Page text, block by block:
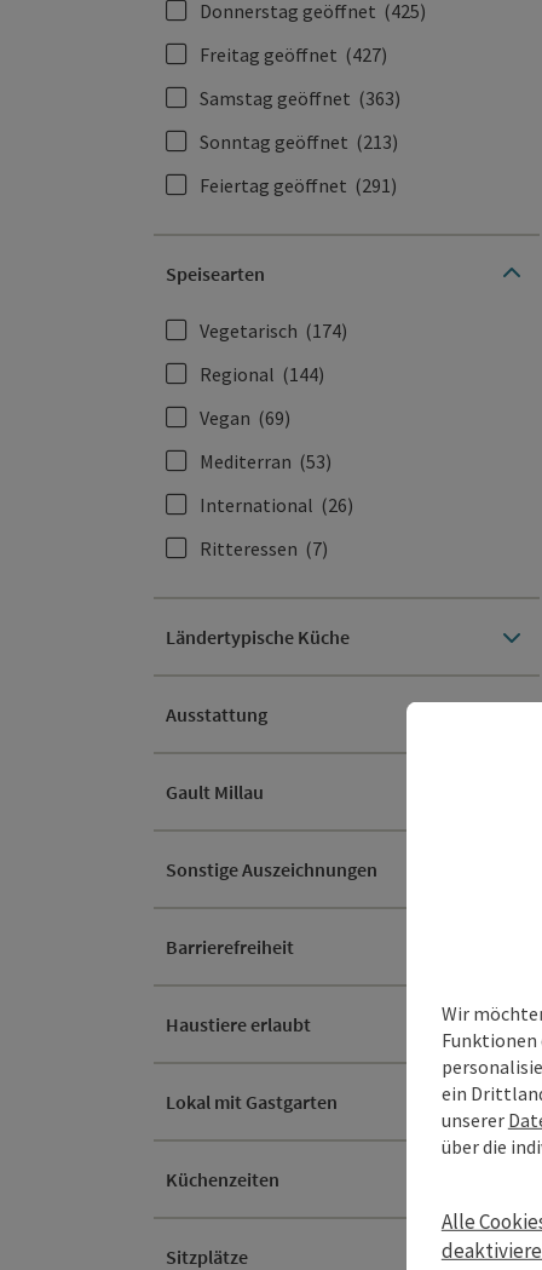
Donnerstag geöffnet (425)
Freitag geöffnet (427)
Samstag geöffnet (363)
Sonntag geöffnet (213)
Feiertag geöffnet (291)
Speisearten
Vegetarisch (174)
Regional (144)
Vegan (69)
Mediterran (53)
International (26)
Ritteressen (7)
Ländertypische Küche
Ausstattung
Gault Millau
Sonstige Auszeichnungen
Barrierefreiheit
Haustiere erlaubt
Lokal mit Gastgarten
Küchenzeiten
Sitzplätze
Wir
Funktionen
ein
unserer
über die
Alle